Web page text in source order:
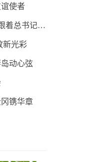
使者
看图学习·文脉华章丨赓续中华文脉 跟着总书记品多彩“非遗”
新光彩
动心弦
镌华章